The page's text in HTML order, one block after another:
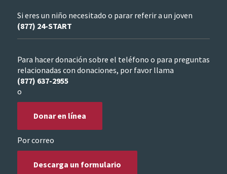
Si eres un niño necesitado o parar referir a un joven
(877) 24-START
Para hacer donación sobre el teléfono o para preguntas
relacionadas con donaciones, por favor llama
(877) 637-2955
o
Donar en línea
Por correo
Descarga un formulario